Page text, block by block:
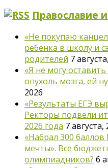
Православие
«Не покупаю
ребенка в школу и
родителей 7
«Я не могу
опухоль мозга, ей
2026
«Результаты ЕГЭ
Ректоры подвели
2026 года 7 августа,
«Набрал 300 баллов
мечты». Все
олимпиадников? 6